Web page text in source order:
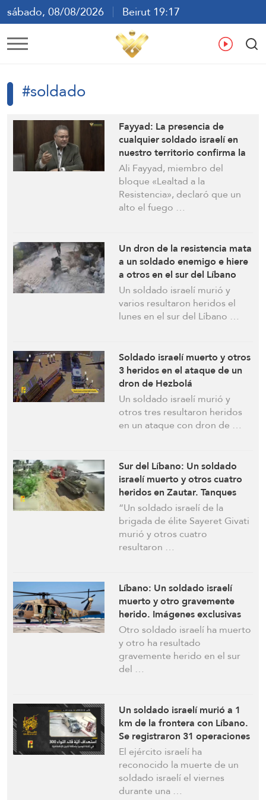
sábado, 08/08/2026
Beirut 19:17
ع En
#soldado
Fayyad: La presencia de
cualquier soldado israelí en
nuestro territorio confirma la
legitimidad de la resistencia
Ali Fayyad, miembro del
bloque «Lealtad a la
Resistencia», declaró que un
alto el fuego …
Un dron de la resistencia mata
a un soldado enemigo e hiere
a otros en el sur del Líbano
Un soldado israelí murió y
varios resultaron heridos el
lunes en el sur del Líbano …
Soldado israelí muerto y otros
3 heridos en el ataque de un
dron de Hezbolá
Un soldado israelí murió y
otros tres resultaron heridos
en un ataque con dron de …
Sur del Líbano: Un soldado
israelí muerto y otros cuatro
heridos en Zautar. Tanques
Merkava y concentraciones de
la ocupación atacados
“Un soldado israelí de la
brigada de élite Sayeret Givati
murió y otros cuatro
resultaron …
Líbano: Un soldado israelí
muerto y otro gravemente
herido. Imágenes exclusivas
de los ataques con drones
Ababil
Otro soldado israelí ha muerto
y otro ha resultado
gravemente herido en el sur
del …
Un soldado israelí murió a 1
km de la frontera con Líbano.
Se registraron 31 operaciones
en 48 horas, incluidas 4 en los
asentamientos de Branit y
Shomera: Vídeos
El ejército israelí ha
reconocido la muerte de un
soldado israelí el viernes
durante una …